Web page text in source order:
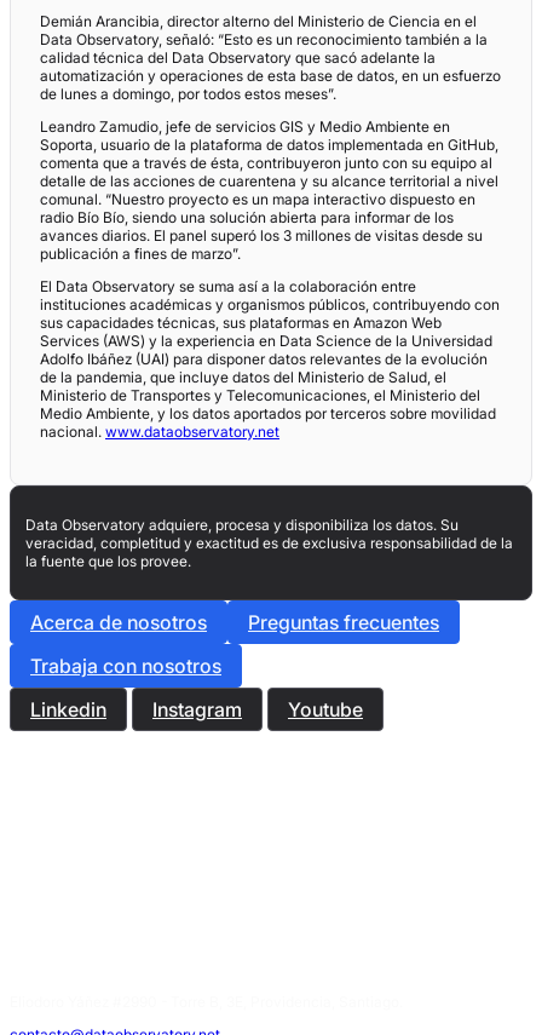
Demián Arancibia, director alterno del Ministerio de Ciencia en el
Data Observatory, señaló: “Esto es un reconocimiento también a la
calidad técnica del Data Observatory que sacó adelante la
automatización y operaciones de esta base de datos, en un esfuerzo
de lunes a domingo, por todos estos meses”.
Leandro Zamudio, jefe de servicios GIS y Medio Ambiente en
Soporta, usuario de la plataforma de datos implementada en GitHub,
comenta que a través de ésta, contribuyeron junto con su equipo al
detalle de las acciones de cuarentena y su alcance territorial a nivel
comunal. “Nuestro proyecto es un mapa interactivo dispuesto en
radio Bío Bío, siendo una solución abierta para informar de los
avances diarios. El panel superó los 3 millones de visitas desde su
publicación a fines de marzo”.
El Data Observatory se suma así a la colaboración entre
instituciones académicas y organismos públicos, contribuyendo con
sus capacidades técnicas, sus plataformas en Amazon Web
Services (AWS) y la experiencia en Data Science de la Universidad
Adolfo Ibáñez (UAI) para disponer datos relevantes de la evolución
de la pandemia, que incluye datos del Ministerio de Salud, el
Ministerio de Transportes y Telecomunicaciones, el Ministerio del
Medio Ambiente, y los datos aportados por terceros sobre movilidad
nacional. www.dataobservatory.net
Data Observatory adquiere, procesa y disponibiliza los datos. Su
veracidad, completitud y exactitud es de exclusiva responsabilidad de la
la fuente que los provee.
Acerca de nosotros
Preguntas frecuentes
Trabaja con nosotros
Linkedin
Instagram Youtube